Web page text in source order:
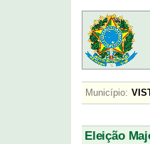
Município:
Eleição